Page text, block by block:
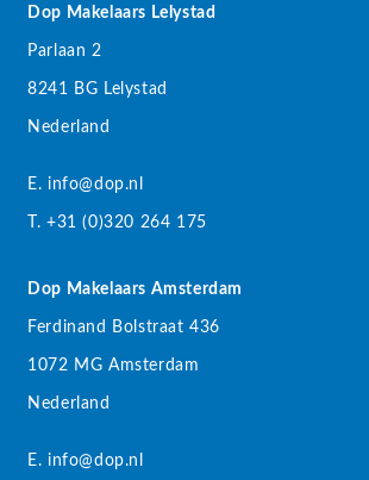
Dop Makelaars Lelystad
Parlaan 2
8241 BG Lelystad
Nederland
E. info@dop.nl
T. +31 (0)320 264 175
Dop Makelaars Amsterdam
Ferdinand Bolstraat 436
1072 MG Amsterdam
Nederland
E. info@dop.nl